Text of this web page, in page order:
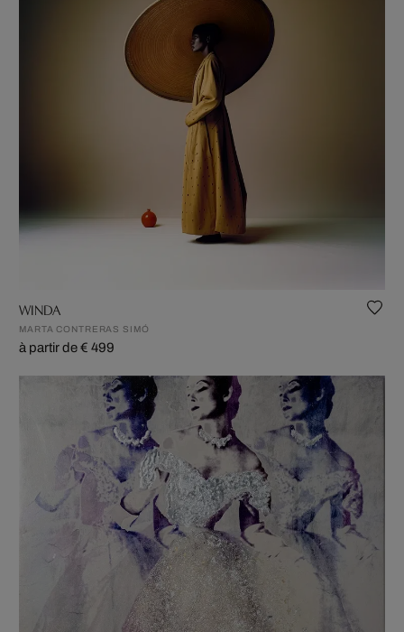
WINDA
MARTA CONTRERAS SIMÓ
à partir de € 499